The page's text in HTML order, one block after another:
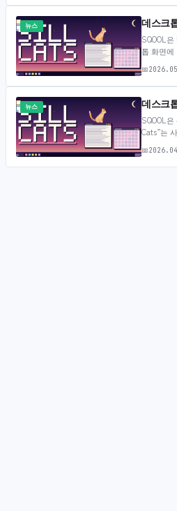
뉴스 데스크
SQOOL
톱 화면에
작업 공
📅
뉴스 데스크
SQOOL
Cats”는
문에서
📅